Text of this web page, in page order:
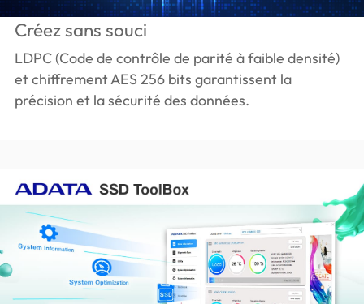
Créez sans souci
LDPC (Code de contrôle de parité à faible densité)
et chiffrement AES 256 bits garantissent la
précision et la sécurité des données.